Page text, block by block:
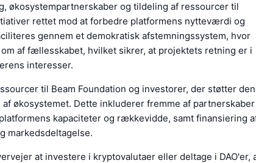
økosystempartnerskaber og tildeling af ressourcer til
rettet mod at forbedre platformens nytteværdi og
gennem et demokratisk afstemningssystem, hvor
af fællesskabet, hvilket sikrer, at projektets retning er i
interesser.
til Beam Foundation og investorer, der støtter den
økosystemet. Dette inkluderer fremme af partnerskaber
kapaciteter og rækkevidde, samt finansiering
markedsdeltagelse.
at investere i kryptovalutaer eller deltage i DAO'er,